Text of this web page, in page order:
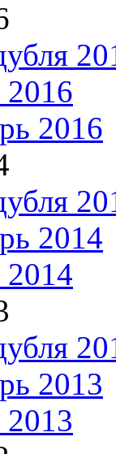
2016
2016
2014
2014
2013
2013